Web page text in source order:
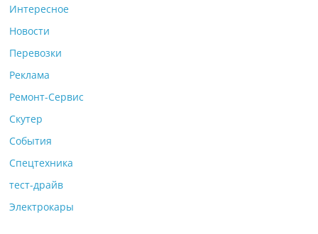
Интересное
Новости
Перевозки
Реклама
Ремонт-Сервис
Скутер
События
Спецтехника
тест-драйв
Электрокары